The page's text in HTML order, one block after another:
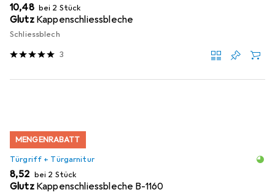
EUR
10,48 bei 2 Stück
Glutz Kappenschliessbleche
Schliessblech
3
MENGENRABATT
Türgriff + Türgarnitur
EUR
8,52 bei 2 Stück
Glutz Kappenschliessbleche B-1160